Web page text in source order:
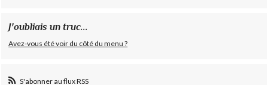
J'oubliais un truc...
Avez-vous été voir du côté du menu ?
S'abonner au flux RSS